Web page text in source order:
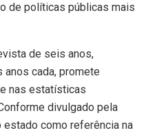
de políticas públicas mais
de seis anos,
cada, promete
nas estatísticas
divulgado pela
como referência na